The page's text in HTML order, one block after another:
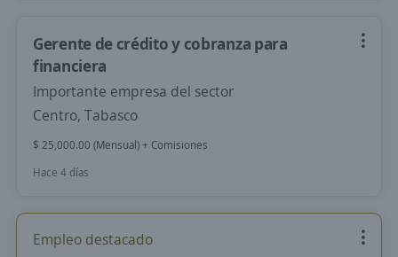
Gerente de crédito y cobranza para
financiera
Importante empresa del sector
Centro, Tabasco
$ 25,000.00 (Mensual) + Comisiones
Hace 4 días
Empleo destacado